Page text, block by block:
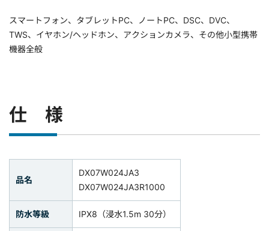
スマートフォン、タブレットPC、ノートPC、DSC、DVC、
TWS、イヤホン/ヘッドホン、アクションカメラ、その他小型携帯
機器全般
仕 様
品名
DX07W024JA3
DX07W024JA3R1000
防水等級 IPX8（浸水1.5m 30分）